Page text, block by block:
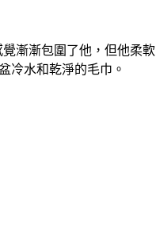
漸漸包圍了他，但他柔軟
冷水和乾淨的毛巾。